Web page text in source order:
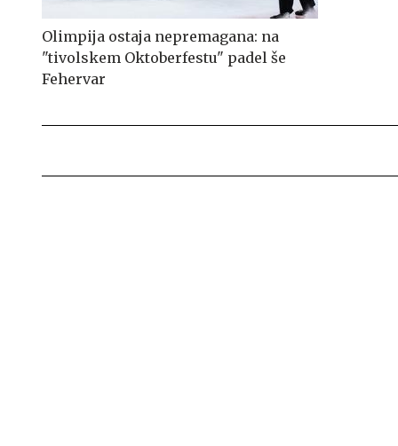
Olimpija ostaja nepremagana: na
"tivolskem Oktoberfestu" padel še
Fehervar